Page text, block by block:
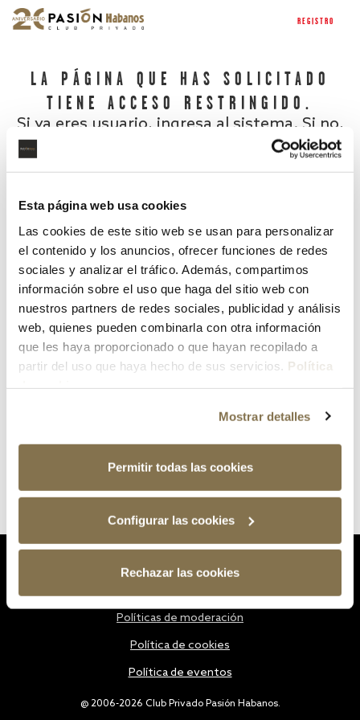
Esta página web usa cookies
Las cookies de este sitio web se usan para personalizar
el contenido y los anuncios, ofrecer funciones de redes
sociales y analizar el tráfico. Además, compartimos
información sobre el uso que haga del sitio web con
nuestros partners de redes sociales, publicidad y análisis
web, quienes pueden combinarla con otra información
que les haya proporcionado o que hayan recopilado a
partir del uso que haya hecho de sus servicios. Política
Mostrar detalles
Permitir todas las cookies
Configurar las cookies
Rechazar las cookies
REGISTRO
LA PÁGINA QUE HAS SOLICITADO
TIENE ACCESO RESTRINGIDO.
Si ya eres usuario, ingresa al sistema. Si no,
¿Has olvidado tu contraseña?
@ 2006-2026 Club Privado Pasión Habanos.
Políticas de moderación
Política de cookies
Política de eventos